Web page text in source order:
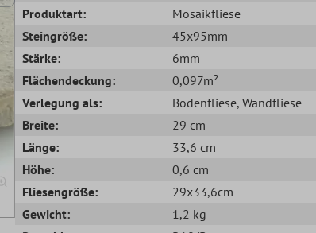
Produktart:
Mosaikfliese
Steingröße:
45x95mm
Stärke:
6mm
Flächendeckung:
0,097m²
Verlegung als:
Bodenfliese, Wandfliese
Breite:
29 cm
Länge:
33,6 cm
Höhe:
0,6 cm
Fliesengröße:
29x33,6cm
Gewicht:
1,2 kg